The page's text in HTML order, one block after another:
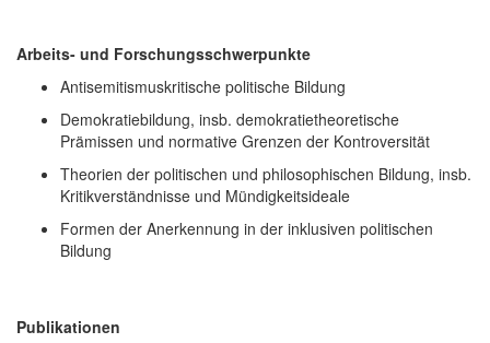
Arbeits- und Forschungsschwerpunkte
Antisemitismuskritische politische Bildung
Demokratiebildung, insb. demokratietheoretische
Prämissen und normative Grenzen der Kontroversität
Theorien der politischen und philosophischen Bildung, insb.
Kritikverständnisse und Mündigkeitsideale
Formen der Anerkennung in der inklusiven politischen
Bildung
Publikationen